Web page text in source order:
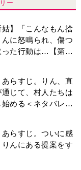
ー
姑】「こんなもん捨
に怒鳴られ、傷つ
った行動は…【第3
らすじ。りん、直
じて、村人たちは
める＜ネタバレあ
らすじ。ついに感
んにある提案をす